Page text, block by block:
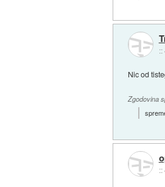
::
Nic od
Zgodovina
::